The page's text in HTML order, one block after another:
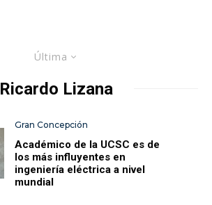
Última
Ricardo Lizana
Gran Concepción
Académico de la UCSC es de
los más influyentes en
ingeniería eléctrica a nivel
mundial